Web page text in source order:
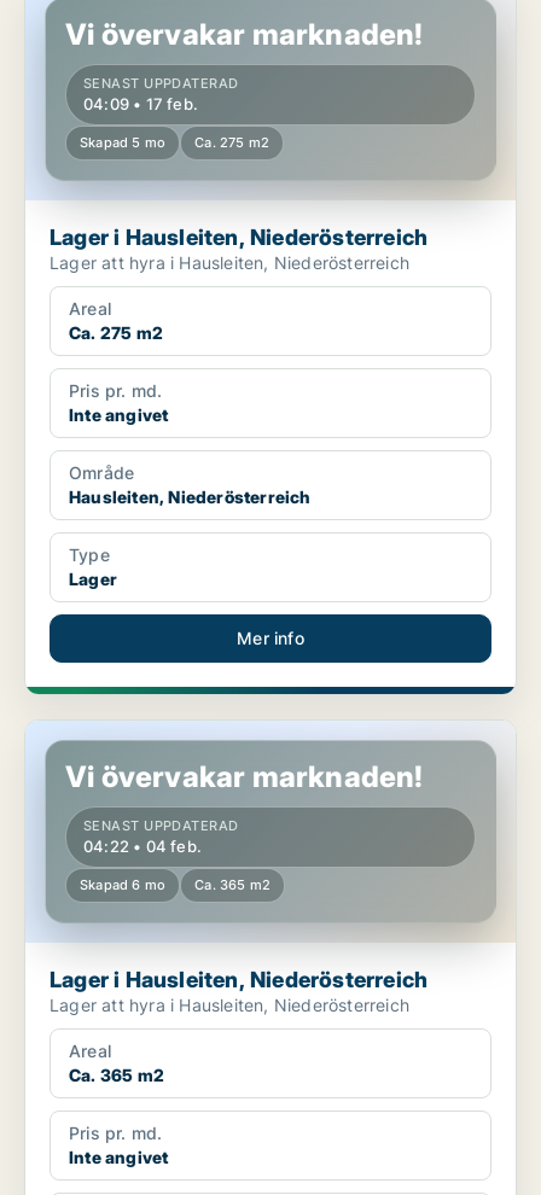
Vi övervakar marknaden!
SENAST UPPDATERAD
04:09 • 17 feb.
Skapad 5 mo Ca. 275 m2
Lager i Hausleiten, Niederösterreich
Lager att hyra i Hausleiten, Niederösterreich
Areal
Ca. 275 m2
Pris pr. md.
Inte angivet
Område
Hausleiten, Niederösterreich
Type
Lager
Mer info
Lager i Hausleiten, Niederösterreich
Vi övervakar marknaden!
SENAST UPPDATERAD
04:22 • 04 feb.
Skapad 6 mo Ca. 365 m2
Lager i Hausleiten, Niederösterreich
Lager att hyra i Hausleiten, Niederösterreich
Areal
Ca. 365 m2
Pris pr. md.
Inte angivet